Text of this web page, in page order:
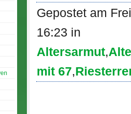
Gepostet am
16:23 in
Altersarmut,
mit 67,